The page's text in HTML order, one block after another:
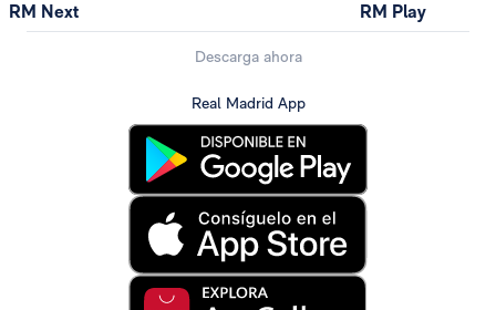
RM Next RM Play
Descarga ahora
Real Madrid App